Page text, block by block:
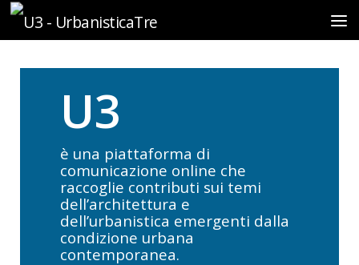
Sotto il contenuto
U3
è una piattaforma di
comunicazione online che
raccoglie contributi sui temi
dell’architettura e
dell’urbanistica emergenti dalla
condizione urbana
contemporanea.